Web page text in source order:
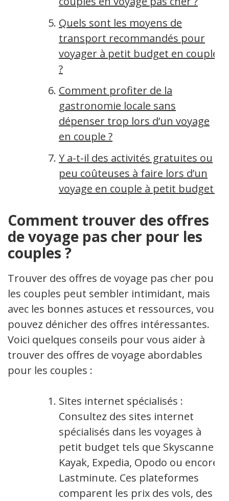
Quels sont les moyens de
transport recommandés pour
voyager à petit budget en couple
?
Comment profiter de la
gastronomie locale sans
dépenser trop lors d’un voyage
en couple ?
Y a-t-il des activités gratuites ou
peu coûteuses à faire lors d’un
voyage en couple à petit budget ?
Comment trouver des offres
de voyage pas cher pour les
couples ?
Trouver des offres de voyage pas cher pour
les couples peut sembler intimidant, mais
avec les bonnes astuces et ressources, vous
pouvez dénicher des offres intéressantes.
Voici quelques conseils pour vous aider à
trouver des offres de voyage abordables
pour les couples :
Sites internet spécialisés :
Consultez des sites internet
spécialisés dans les voyages à
petit budget tels que Skyscanner,
Kayak, Expedia, Opodo ou encore
Lastminute. Ces plateformes
comparent les prix des vols, des